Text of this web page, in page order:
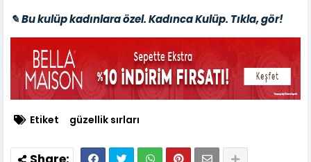
✎ Bu kulüp kadınlara özel. Kadınca Kulüp. Tıkla, gör!
Etiket güzellik sırları